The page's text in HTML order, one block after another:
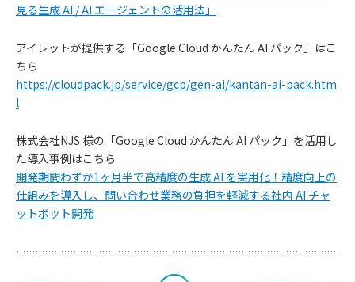
見る生成 AI / AI エージェントの活用法」
アイレットが提供する「Google Cloud かんたん AI パック」はこ
ちら
https://cloudpack.jp/service/gcp/gen-ai/kantan-ai-pack.htm
l
株式会社NJS 様の「Google Cloud かんたん AI パック」を活用し
た導入事例はこちら
開発期間わずか1ヶ月半で高精度の生成 AI を実用化！精度向上の
仕組みを導入し、問い合わせ業務の負担を軽減する社内 AI チャ
ットボット開発
知
せ